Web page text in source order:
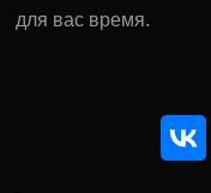
для вас время.